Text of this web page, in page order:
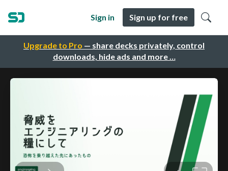
Upgrade to Pro — share decks privately, control
downloads, hide ads and more …
Sign in Sign up for free